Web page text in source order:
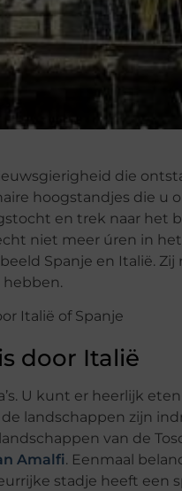
die
hoogstandjes die
en trek naar
niet meer úren in
Spanje en Italië.
door Italië
U kunt er heerlijk
landschappen zijn
van de
Amalfi. Eenmaal
stadje heeft een